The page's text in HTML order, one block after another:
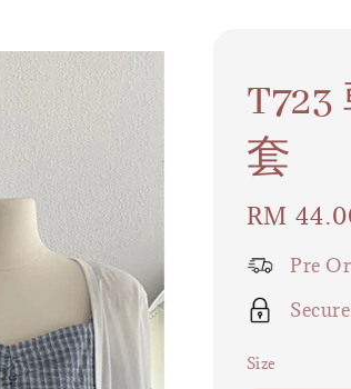
套
Regular
RM
Pre
Size